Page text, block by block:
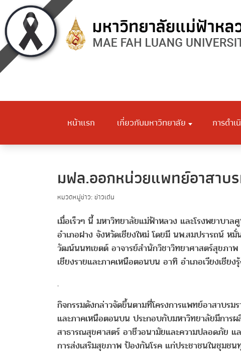
หน้าแรก เกี่ยวกับมหาวิทยาลัย การดำเ
มฟล.ออกหน่วยแพทย์อาสาบ
หมวดหมู่ข่าว: ข่าวเด่น
เมื่อเร็วๆ นี้ มหาวิทยาลัยแม่ฟ้าหลวง และโรงพยาบา
อำเภอฝาง จังหวัดเชียงใหม่ โดยมี นพ.สมปรารถน์ ห
วัฒน์นนทเขตต์ อาจารย์สำนักวิชาวิทยาศาสตร์สุขภา
เชียงรายและภาคเหนือตอนบน อาทิ อำเภอเวียงเชี
.
กิจกรรมดังกล่าวจัดขึ้นตามที่โครงการแพทย์อาสาบรม
และภาคเหนือตอนบน ประกอบกับมหาวิทยาลัยมีก
สาธารณสุขศาสตร์ อาชีวอนามัยและความปลอดภัย แ
การส่งเสริมสุขภาพ ป้องกันโรค แก่ประชาชนในชุมช